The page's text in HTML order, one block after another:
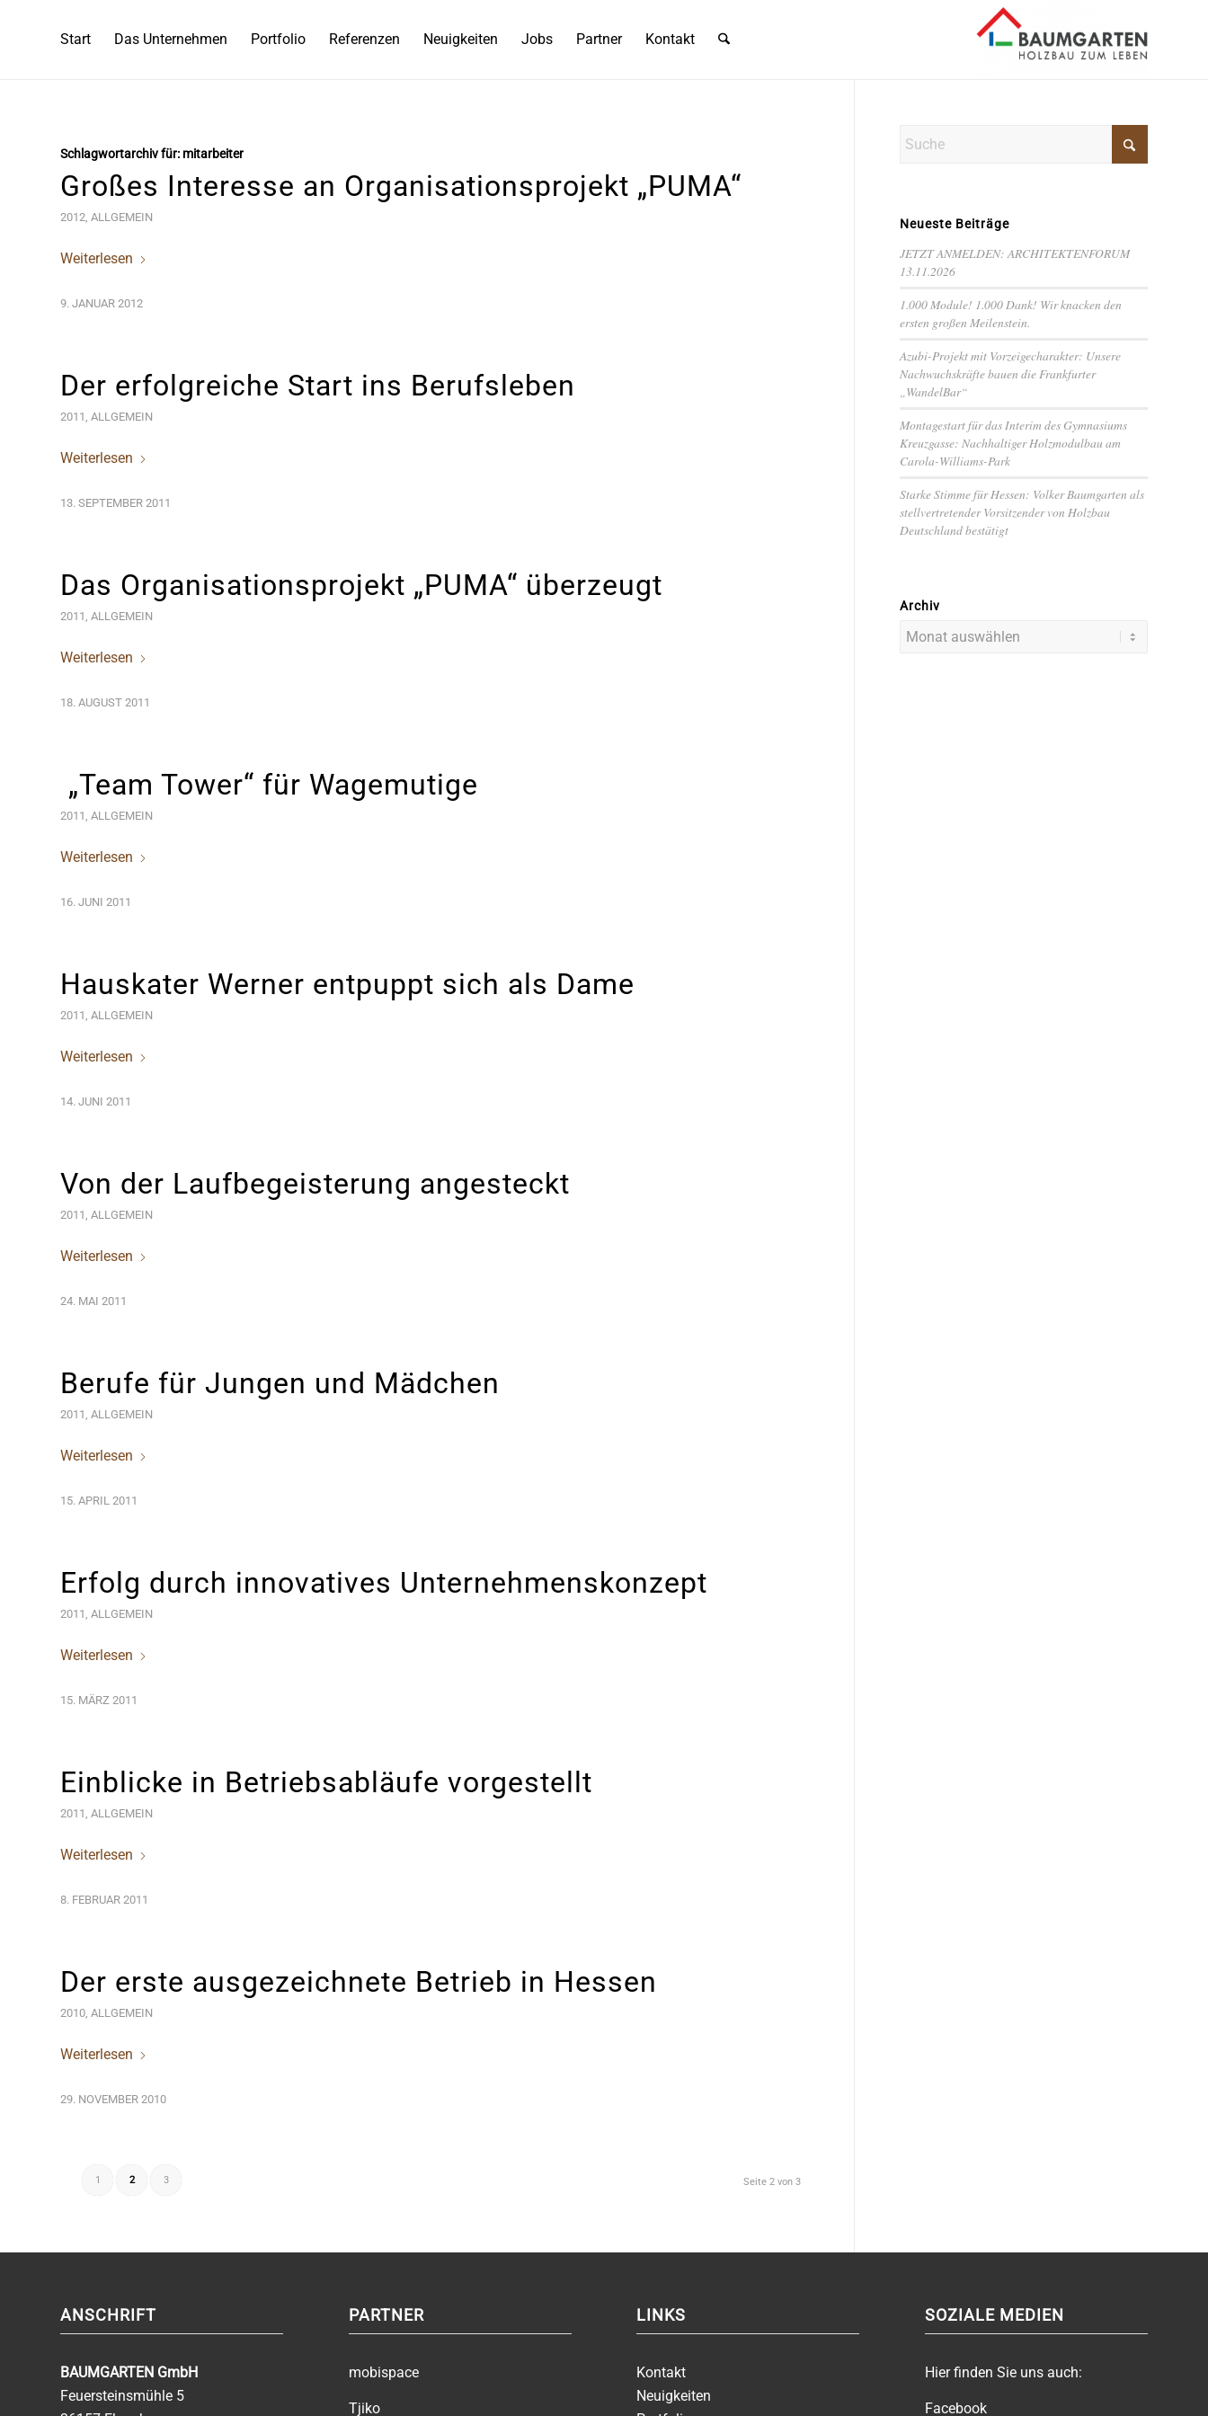
Start Das Unternehmen Portfolio Referenzen Neuigkeiten Jobs Partner Kontakt
Schlagwortarchiv für: mitarbeiter
Großes Interesse an Organisationsprojekt „PUMA“
2012, ALLGEMEIN
Weiterlesen
9. JANUAR 2012
Der erfolgreiche Start ins Berufsleben
2011 , ALLGEMEIN
Weiterlesen
13. SEPTEMBER 2011
Das Organisationsprojekt „PUMA“ überzeugt
2011 , ALLGEMEIN
Weiterlesen
18. AUGUST 2011
„Team Tower“ für Wagemutige
2011 , ALLGEMEIN
Weiterlesen
16. JUNI 2011
Hauskater Werner entpuppt sich als Dame
2011 , ALLGEMEIN
Weiterlesen
14. JUNI 2011
Von der Laufbegeisterung angesteckt
2011 , ALLGEMEIN
Weiterlesen
24. MAI 2011
Berufe für Jungen und Mädchen
2011 , ALLGEMEIN
Weiterlesen
15. APRIL 2011
Erfolg durch innovatives Unternehmenskonzept
2011 , ALLGEMEIN
Weiterlesen
15. MÄRZ 2011
Einblicke in Betriebsabläufe vorgestellt
2011 , ALLGEMEIN
Weiterlesen
8. FEBRUAR 2011
Der erste ausgezeichnete Betrieb in Hessen
2010, ALLGEMEIN
Weiterlesen
29. NOVEMBER 2010
Seite 2 von 3
1 2 3
Neueste Beiträge
JETZT ANMELDEN: ARCHITEKTENFORUM
13.11.2026
1.000 Module! 1.000 Dank! Wir knacken den
ersten großen Meilenstein.
Azubi-Projekt mit Vorzeigecharakter: Unsere
Nachwuchskräfte bauen die Frankfurter
„WandelBar“
Montagestart für das Interim des Gymnasiums
Kreuzgasse: Nachhaltiger Holzmodulbau am
Carola-Williams-Park
Starke Stimme für Hessen: Volker Baumgarten als
stellvertretender Vorsitzender von Holzbau
Deutschland bestätigt
Archiv
ANSCHRIFT
BAUMGARTEN GmbH
Feuersteinsmühle 5
PARTNER
mobispace
Tjiko
LINKS
Kontakt
Neuigkeiten
SOZIALE MEDIEN
Hier finden Sie uns auch:
Facebook